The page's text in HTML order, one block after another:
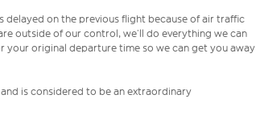
delayed on the previous flight because of air traffic
outside of our control, we’ll do everything we can
your original departure time so we can get you away
is considered to be an extraordinary